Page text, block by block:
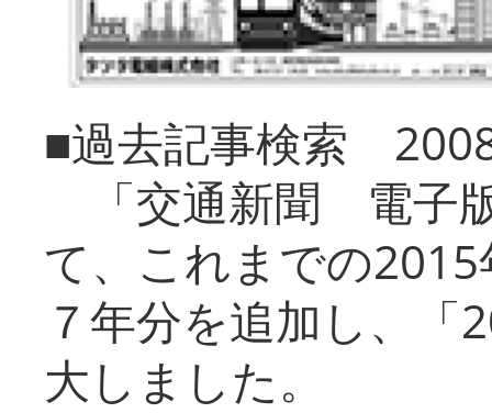
■過去記事検索
「交通新聞 電子
て、これまでの
７年分を追加し、「
大しまし